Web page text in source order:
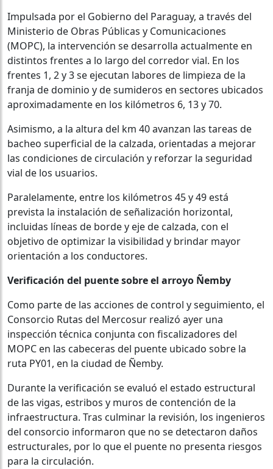
Impulsada por el Gobierno del Paraguay, a través del
Ministerio de Obras Públicas y Comunicaciones
(MOPC), la intervención se desarrolla actualmente en
distintos frentes a lo largo del corredor vial. En los
frentes 1, 2 y 3 se ejecutan labores de limpieza de la
franja de dominio y de sumideros en sectores ubicados
aproximadamente en los kilómetros 6, 13 y 70.
Asimismo, a la altura del km 40 avanzan las tareas de
bacheo superficial de la calzada, orientadas a mejorar
las condiciones de circulación y reforzar la seguridad
vial de los usuarios.
Paralelamente, entre los kilómetros 45 y 49 está
prevista la instalación de señalización horizontal,
incluidas líneas de borde y eje de calzada, con el
objetivo de optimizar la visibilidad y brindar mayor
orientación a los conductores.
Verificación del puente sobre el arroyo Ñemby
Como parte de las acciones de control y seguimiento, el
Consorcio Rutas del Mercosur realizó ayer una
inspección técnica conjunta con fiscalizadores del
MOPC en las cabeceras del puente ubicado sobre la
ruta PY01, en la ciudad de Ñemby.
Durante la verificación se evaluó el estado estructural
de las vigas, estribos y muros de contención de la
infraestructura. Tras culminar la revisión, los ingenieros
del consorcio informaron que no se detectaron daños
estructurales, por lo que el puente no presenta riesgos
para la circulación.